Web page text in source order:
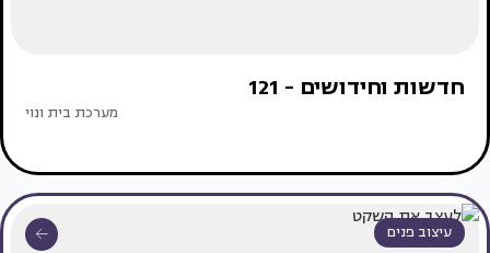
חדשות וחידושים - 121
מערכת בית ונוי
עיצוב פנים